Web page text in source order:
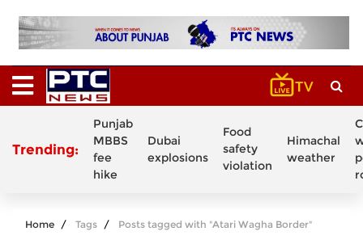
Trending:
Punjab
MBBS
fee
hike
Dubai
explosions
Food
safety
violation
Himachal
weather
Home Tags Posts tagged with "Atari Wagha Border"